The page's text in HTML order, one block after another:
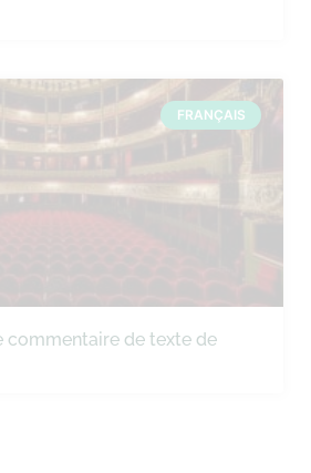
FRANÇAIS
commentaire de texte de